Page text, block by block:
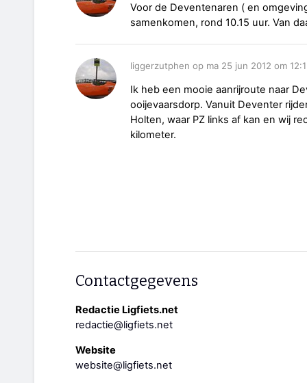
Voor de Deventenaren ( en
samenkomen, rond 10.15 uur. Van
liggerzutphen op ma 25 jun 2012 om
Ik heb een mooie aanrijroute naar
ooijevaarsdorp. Vanuit Deventer
Holten, waar PZ links af kan en wij
kilometer.
Contactgegevens
Redactie Ligfiets.net
redactie@ligfiets.net
Website
website@ligfiets.net